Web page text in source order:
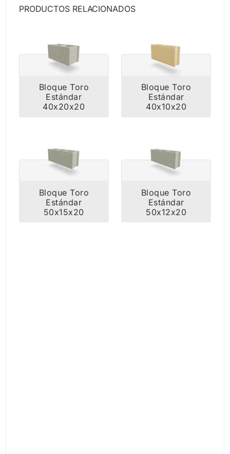
PRODUCTOS RELACIONADOS
Bloque Toro
Estándar
40x20x20
Bloque Toro
Estándar
40x10x20
Bloque Toro
Estándar
50x15x20
Bloque Toro
Estándar
50x12x20